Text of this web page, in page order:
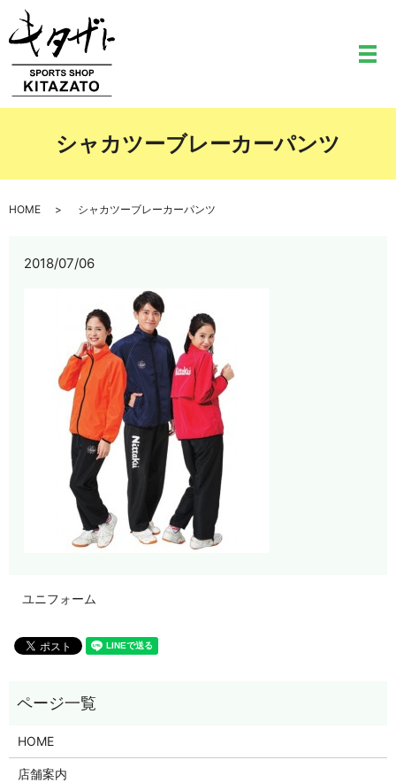
メ
シャカツーブレーカーパンツ
HOME シャカツーブレーカーパンツ
2018/07/06
ユニフォーム
HOME
店舗案内